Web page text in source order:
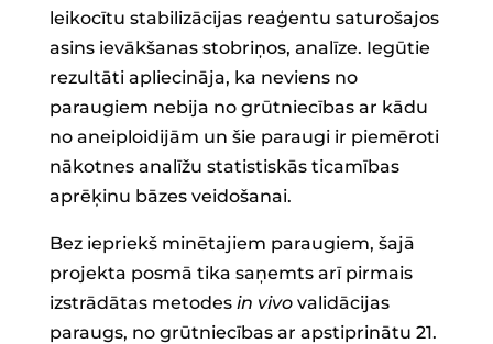
leikocītu stabilizācijas reaģentu saturošajos
asins ievākšanas stobriņos, analīze. Iegūtie
rezultāti apliecināja, ka neviens no
paraugiem nebija no grūtniecības ar kādu
no aneiploidijām un šie paraugi ir piemēroti
nākotnes analīžu statistiskās ticamības
aprēķinu bāzes veidošanai.
Bez iepriekš minētajiem paraugiem, šajā
projekta posmā tika saņemts arī pirmais
izstrādātas metodes in vivo validācijas
paraugs, no grūtniecības ar apstiprinātu 21.